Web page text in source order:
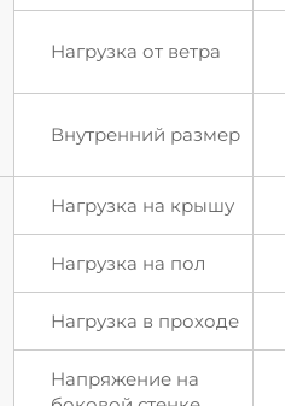
Нагрузка от ветра
Внутренний размер
Нагрузка на крышу
Нагрузка на пол
Нагрузка в проходе
Напряжение на